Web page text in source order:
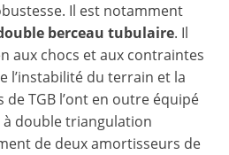
Il est notamment
berceau tubulaire. Il
aux chocs et aux contraintes
l’instabilité du terrain et la
de TGB l’ont en outre équipé
double triangulation
de deux amortisseurs de